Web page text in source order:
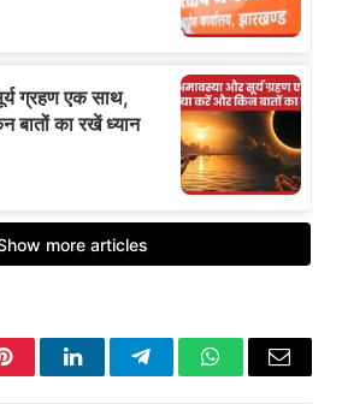
PinterestLinkedInTelegramWhatsApp
Email